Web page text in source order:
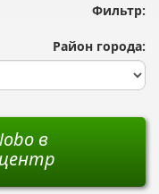
Фильтр:
Район города:
в